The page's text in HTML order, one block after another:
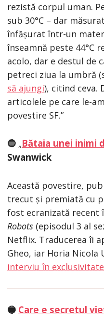
rezistă corpul uman.
sub 30°C – dar
înfășurat într-un
înseamnă peste 44°C
acolo, dar e destul de
petreci ziua la umbră
să ajungi), citind ceva.
articolele pe care le-
povestire SF.”
🔵 „Bătaia unei inimi
Swanwick
Această povestire,
trecut și premiată cu
fost ecranizată recent
Robots (episodul 3 al
Netflix. Traducerea îi
Gheo, iar Horia Nicola
interviu în exclusivitate
🔵 Care e secretul